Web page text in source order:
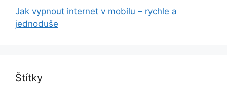
Jak vypnout internet v mobilu – rychle a
jednoduše
Štítky